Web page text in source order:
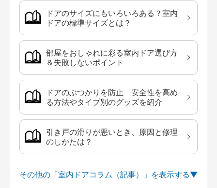
ドアのサイズにもいろいろある？室内
ドアの標準サイズとは？
部屋をおしゃれに彩る室内ドア選び方
＆失敗しないポイント
ドアのぶつかりを防止 安全性を高め
る方法やタイプ別のグッズを紹介
引き戸の滑りが悪いとき、原因と修理
のしかたは？
その他の「室内ドアコラム（記事）」を